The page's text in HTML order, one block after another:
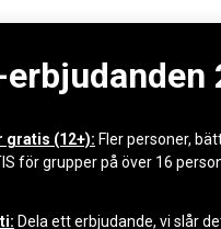
gratis (12+): Fler personer,
för grupper på över 16
Dela ett erbjudande, vi slår